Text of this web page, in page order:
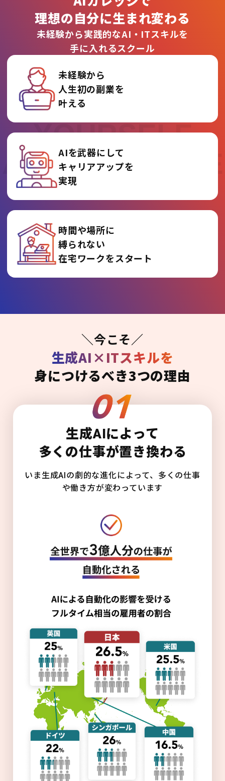
REINVENT
YOURSELF
AT AI COLLEGE
理想の自分に生まれ変わる
未経験から実践的なAI・ITスキルを
手に入れるスクール
未経験から
人生初の副業を
叶える
AIを武器にして
キャリアアップを
実現
時間や場所に
縛られない
在宅ワークをスタート
＼今こそ／
生成AI×ITスキルを
身につけるべき3つの理由
生成AIによって
多くの仕事が置き換わる
いま生成AIの劇的な進化によって、多くの仕事
や働き方が変わっています